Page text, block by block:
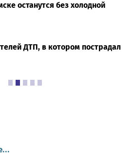
останутся без холодной
ДТП, в котором пострадал